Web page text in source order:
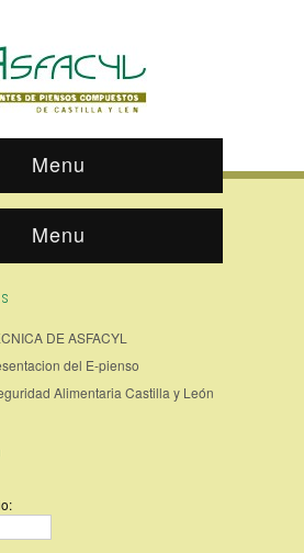
Menu
Menu
DE ASFACYL
del E-pienso
Alimentaria Castilla y León